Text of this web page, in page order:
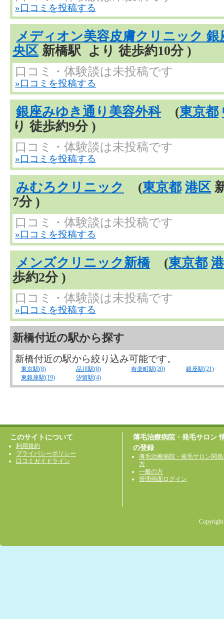
»口コミを投稿する
メディオン美容皮膚クリニック 銀
央区 新橋駅 より 徒歩約10分 )
口コミ・体験談は未投稿です
»口コミを投稿する
銀座みゆき通り美容外科(東京都
り 徒歩約9分 )
口コミ・体験談は未投稿です
»口コミを投稿する
みむろクリニック (東京都 港区
7分 )
口コミ・体験談は未投稿です
»口コミを投稿する
メンズクリニック新橋(東京都
歩約2分 )
口コミ・体験談は未投稿です
»口コミを投稿する
新橋付近の駅から探す
新橋付近の駅から絞り込み可能です。
東京駅(8) 品川駅(8) 有楽町駅(20)
銀座駅(21)
東銀座駅(19)
汐留駅(4)
このサイトについて
利用規約
プライバシーポリシー
口コミガイドライン
薄毛治療病院・発毛サロン
の登録
薄毛治療病院・発毛サロン関
方
一般の方
管理画面ログイン
Copyright